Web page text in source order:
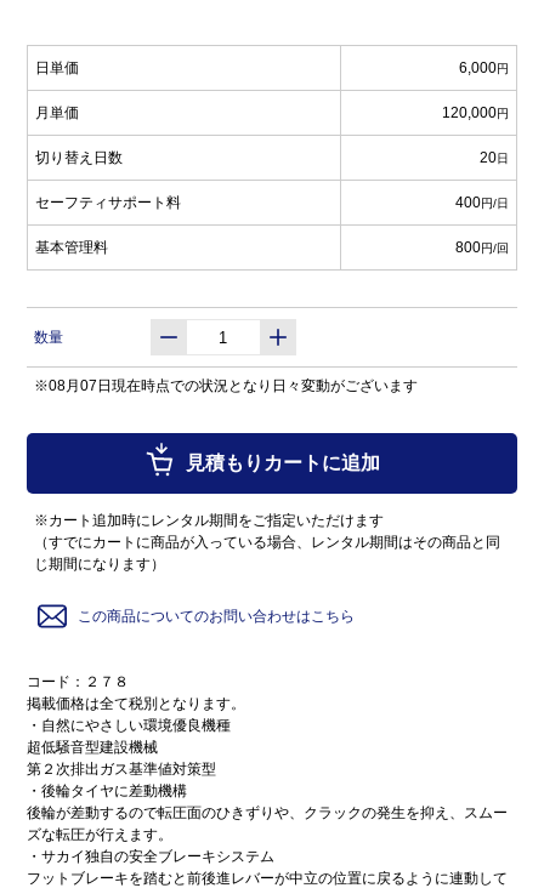
日単価 6,000円
月単価 120,000円
切り替え日数 20日
セーフティサポート料 400円/日
基本管理料 800円/回
数量
※08月07日現在時点での状況となり日々変動がございます
見積もりカートに追加
※カート追加時にレンタル期間をご指定いただけます
（すでにカートに商品が入っている場合、レンタル期間はその商品と同
じ期間になります）
この商品についてのお問い合わせはこちら
コード：２７８
掲載価格は全て税別となります。
・自然にやさしい環境優良機種
超低騒音型建設機械
第２次排出ガス基準値対策型
・後輪タイヤに差動機構
後輪が差動するので転圧面のひきずりや、クラックの発生を抑え、スムー
ズな転圧が行えます。
・サカイ独自の安全ブレーキシステム
フットブレーキを踏むと前後進レバーが中立の位置に戻るように連動して